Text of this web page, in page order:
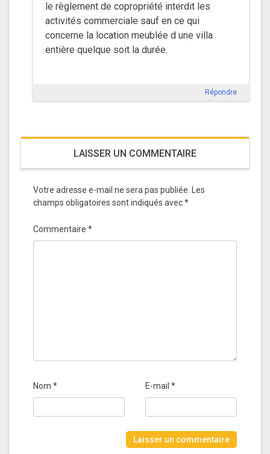
le règlement de copropriété interdit les
activités commerciale sauf en ce qui
concerne la location meublée d une villa
entière quelque soit la durée.
Répondre
LAISSER UN COMMENTAIRE
Votre adresse e-mail ne sera pas publiée. Les
champs obligatoires sont indiqués avec*
Commentaire *
Nom * E-mail *